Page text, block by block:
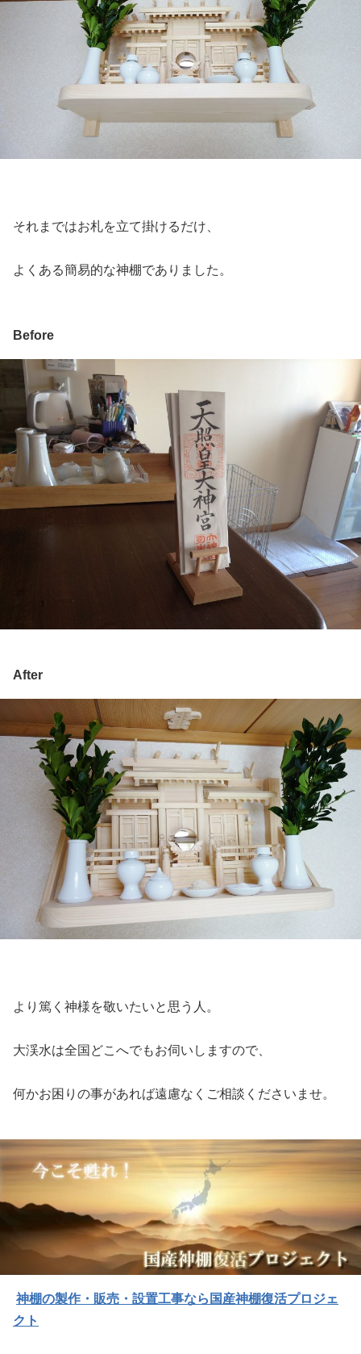
それまではお札を立て掛けるだけ、
よくある簡易的な神棚でありました。
Before
After
より篤く神様を敬いたいと思う人。
大渓水は全国どこへでもお伺いしますので、
何かお困りの事があれば遠慮なくご相談くださいませ。
神棚の製作・販売・設置工事なら国産神棚復活プロジェ
クト